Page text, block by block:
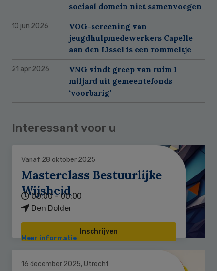
sociaal domein niet samenvoegen
10 jun 2026
VOG-screening van
jeugdhulpmedewerkers Capelle
aan den IJssel is een rommeltje
21 apr 2026
VNG vindt greep van ruim 1
miljard uit gemeentefonds
‘voorbarig’
Interessant voor u
Vanaf 28 oktober 2025
Masterclass Bestuurlijke
Wijsheid
00:00 - 00:00
Den Dolder
Inschrijven
Meer informatie
16 december 2025, Utrecht